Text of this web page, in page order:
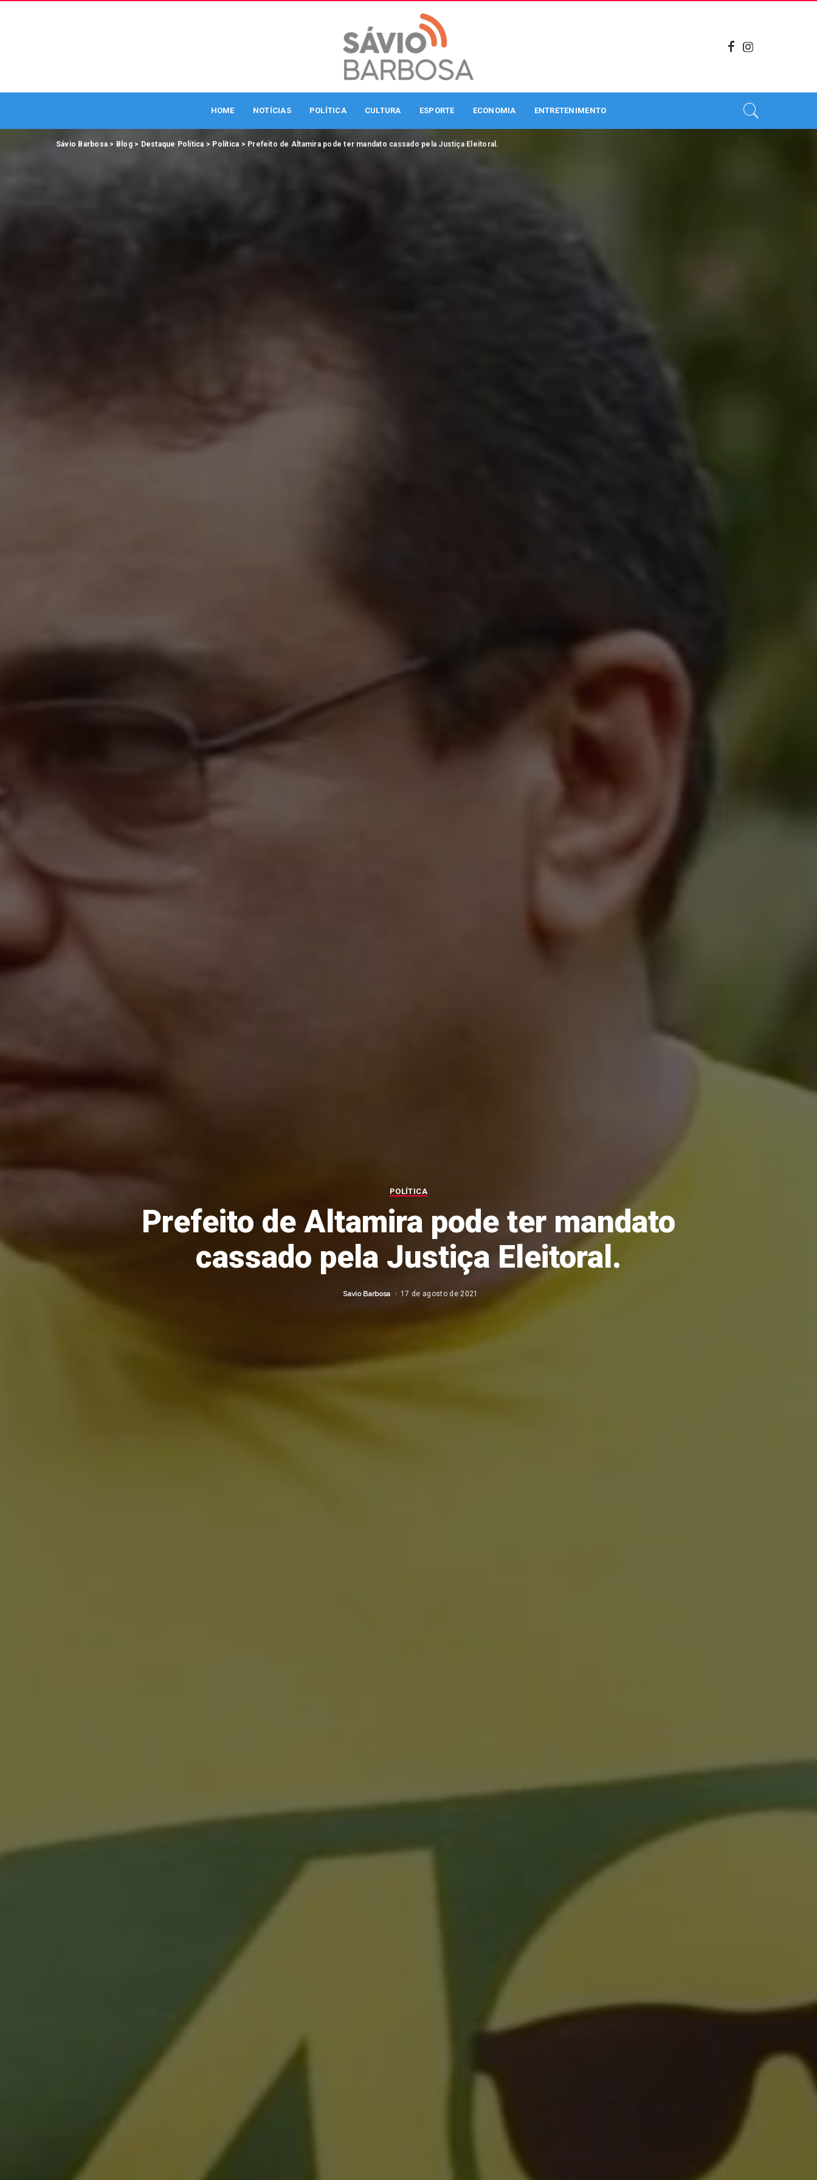
HOME NOTÍCIAS POLÍTICA CULTURA ESPORTE ECONOMIA ENTRETENIMENTO
Sávio Barbosa > Blog> Destaque Política > Política > Prefeito de Altamira pode ter mandato cassado pela Justiça Eleitoral.
POLÍTICA
Prefeito de Altamira pode ter mandato
cassado pela Justiça Eleitoral.
Posted
Savio Barbosa 17 de agosto de 2021